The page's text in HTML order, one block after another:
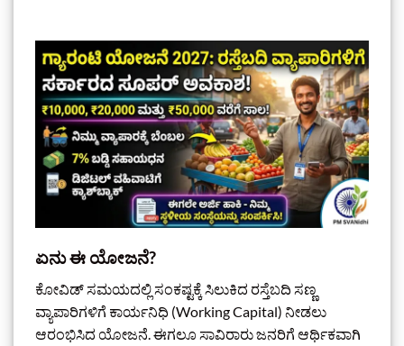
ಏನು ಈ ಯೋಜನೆ?
ಕೋವಿಡ್ ಸಮಯದಲ್ಲಿ ಸಂಕಷ್ಟಕ್ಕೆ ಸಿಲುಕಿದ ರಸ್ತೆಬದಿ ಸಣ್ಣ
ವ್ಯಾಪಾರಿಗಳಿಗೆ ಕಾರ್ಯನಿಧಿ (Working Capital) ನೀಡಲು
ಆರಂಭಿಸಿದ ಯೋಜನೆ. ಈಗಲೂ ಸಾವಿರಾರು ಜನರಿಗೆ ಆರ್ಥಿಕವಾಗಿ